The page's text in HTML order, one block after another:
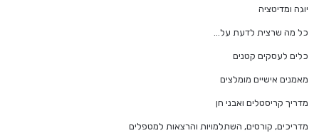
יוגה ומדיטציה
כל מה שרצית לדעת על…
כלים לעסקים קטנים
מאמנים אישיים מומלצים
מדריך קריסטלים ואבני חן
מדריכים, קורסים, השתלמויות והרצאות למטפלים